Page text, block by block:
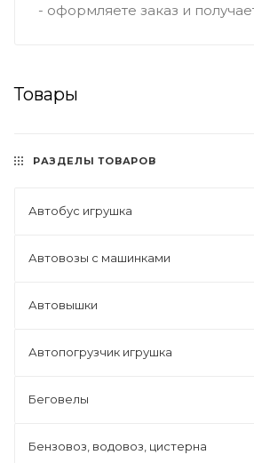
- оформляете заказ и
Товары
РАЗДЕЛЫ ТОВАРОВ
Автобус игрушка
Автовозы с машинками
Автовышки
Автопогрузчик игрушка
Беговелы
Бензовоз, водовоз, цистерна